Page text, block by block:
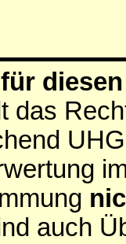
das
auch